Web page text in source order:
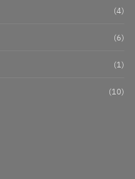
(4)
(6)
(1)
(10)